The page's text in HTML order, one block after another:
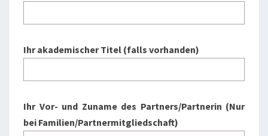
Ihr akademischer Titel (falls vorhanden)
Ihr Vor- und Zuname des Partners/Partnerin (Nur
bei Familien/Partnermitgliedschaft)